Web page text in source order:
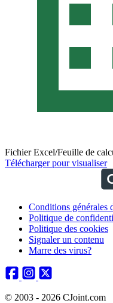
Fichier Excel/Feuille de
Télécharger pour visualiser
Conditions générales
Politique de
Politique des cookies
Signaler un contenu
Marre des virus?
© 2003 - 2026 CJoint.com